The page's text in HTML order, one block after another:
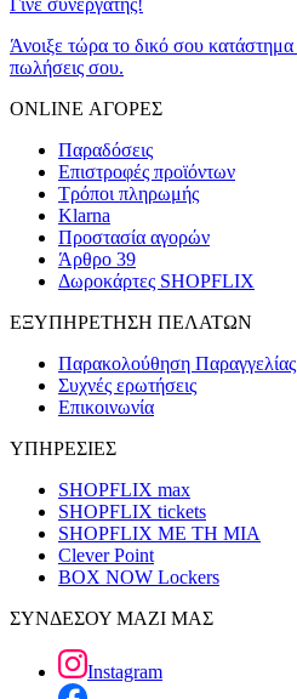
Γίνε συνεργάτης!
Άνοιξε τώρα το δικό σου
πωλήσεις σου.
ONLINE ΑΓΟΡΕΣ
Παραδόσεις
Επιστροφές προϊόντων
Τρόποι πληρωμής
Klarna
Προστασία αγορών
Άρθρο 39
Δωροκάρτες SHOPFLIX
ΕΞΥΠΗΡΕΤΗΣΗ ΠΕΛΑΤΩΝ
Παρακολούθηση Παραγγελίας
Συχνές ερωτήσεις
Επικοινωνία
ΥΠΗΡΕΣΙΕΣ
SHOPFLIX max
SHOPFLIX tickets
SHOPFLIX ΜΕ ΤΗ ΜΙΑ
Clever Point
BOX NOW Lockers
ΣΥΝΔΕΣΟΥ ΜΑΖΙ ΜΑΣ
Instagram